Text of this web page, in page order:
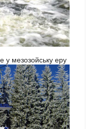
у мезозойську еру